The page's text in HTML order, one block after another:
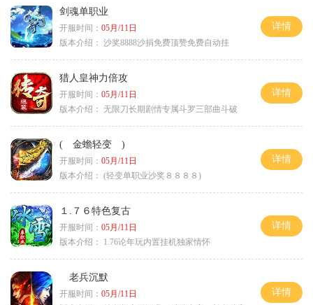
剑魂单职业
开服时间： 05月/11日
版本介绍： 沙奖8888沙捐免费顶赞免费自动挂
详情
猎人皇神力倍攻
开服时间： 05月/11日
版本介绍： 无限刀长期剧情专属斗罗三部曲斗破
详情
( 金蟾轻变 )
开服时间： 05月/11日
版本介绍： (轻变单职业沙奖８８８８)
详情
１.７６特色复古
开服时间： 05月/11日
版本介绍：
1.76论年玩内置挂机独家情怀
详情
老兵沉默
开服时间： 05月/11日
详情